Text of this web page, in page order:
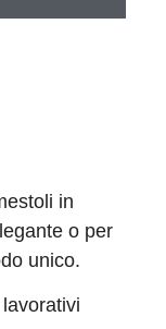
in
o per
unico.